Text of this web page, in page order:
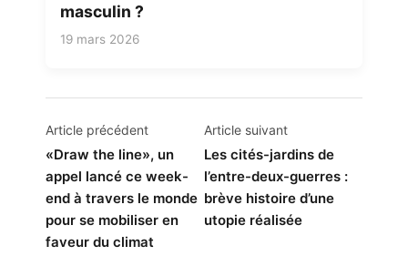
masculin ?
19 mars 2026
Navigation
de
l’article
Article précédent
«Draw the line», un
appel lancé ce week-
end à travers le monde
pour se mobiliser en
faveur du climat
Article suivant
Les cités-jardins de
l’entre-deux-guerres :
brève histoire d’une
utopie réalisée